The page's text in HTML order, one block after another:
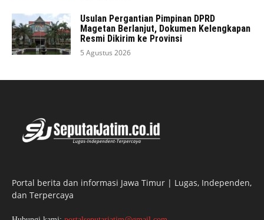
Usulan Pergantian Pimpinan DPRD
Magetan Berlanjut, Dokumen Kelengkapan
Resmi Dikirim ke Provinsi
5 Agustus 2026
Portal berita dan informasi Jawa Timur | Lugas, Independen,
dan Terpercaya